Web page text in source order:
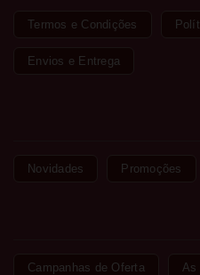
Termos e Condições
Envios e Entrega
Novidades Promoções
Campanhas de Oferta As